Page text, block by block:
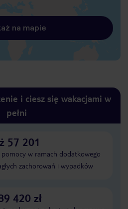
na mapie
i ciesz się wakacjami w
pełni
57 201
pomocy w ramach dodatkowego
zachorowań i wypadków
420 zł